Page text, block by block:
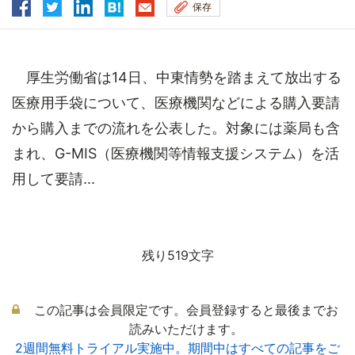
保存
厚生労働省は14日、中東情勢を踏まえて放出する
医療用手袋について、医療機関などによる購入要請
から購入までの流れを公表した。対象には薬局も含
まれ、G-MIS（医療機関等情報支援システム）を活
用して要請...
残り519文字
この記事は会員限定です。会員登録すると最後までお
読みいただけます。
2週間無料トライアル実施中。期間中はすべての記事をご